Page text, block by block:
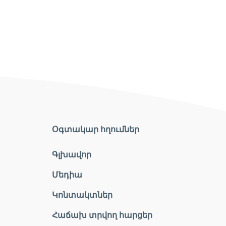
Օգտակար հղումներ
Գլխավոր
Մեդիա
Կոնտակտներ
Հաճախ տրվող հարցեր